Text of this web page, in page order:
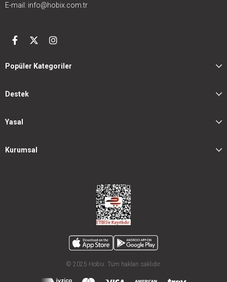
E-mail: info@hobix.com.tr
Popüler Kategoriler
Destek
Yasal
Kurumsal
© 2025 Hobix. Tüm hakları saklıdır.